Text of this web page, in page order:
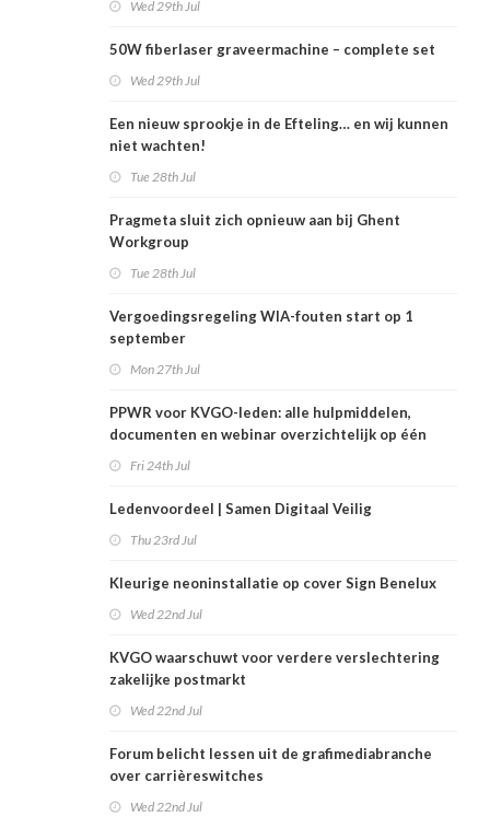
Wed 29th Jul
50W fiberlaser graveermachine – complete set
Wed 29th Jul
Een nieuw sprookje in de Efteling… en wij kunnen
niet wachten!
Tue 28th Jul
Pragmeta sluit zich opnieuw aan bij Ghent
Workgroup
Tue 28th Jul
Vergoedingsregeling WIA-fouten start op 1
september
Mon 27th Jul
PPWR voor KVGO-leden: alle hulpmiddelen,
documenten en webinar overzichtelijk op één
Fri 24th Jul
Ledenvoordeel | Samen Digitaal Veilig
Thu 23rd Jul
Kleurige neoninstallatie op cover Sign Benelux
Wed 22nd Jul
KVGO waarschuwt voor verdere verslechtering
zakelijke postmarkt
Wed 22nd Jul
Forum belicht lessen uit de grafimediabranche
over carrièreswitches
Wed 22nd Jul